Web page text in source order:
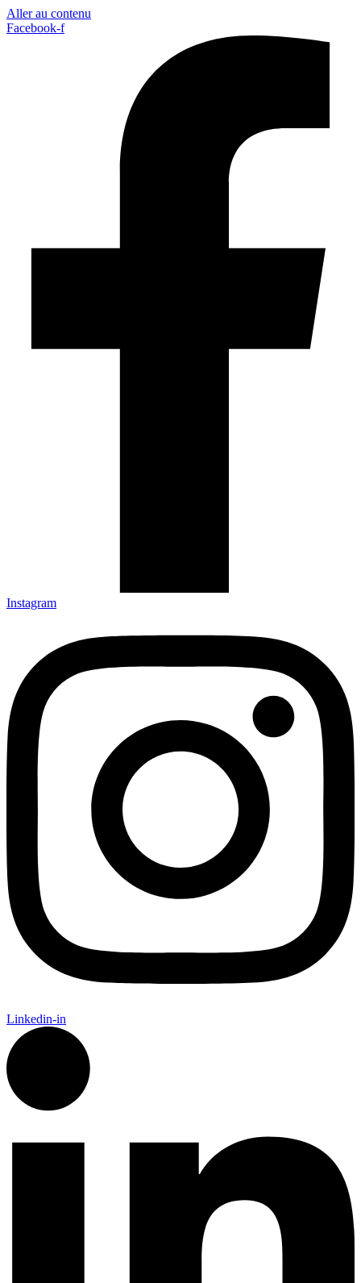
Aller au contenu
Facebook-f
Instagram
Linkedin-in